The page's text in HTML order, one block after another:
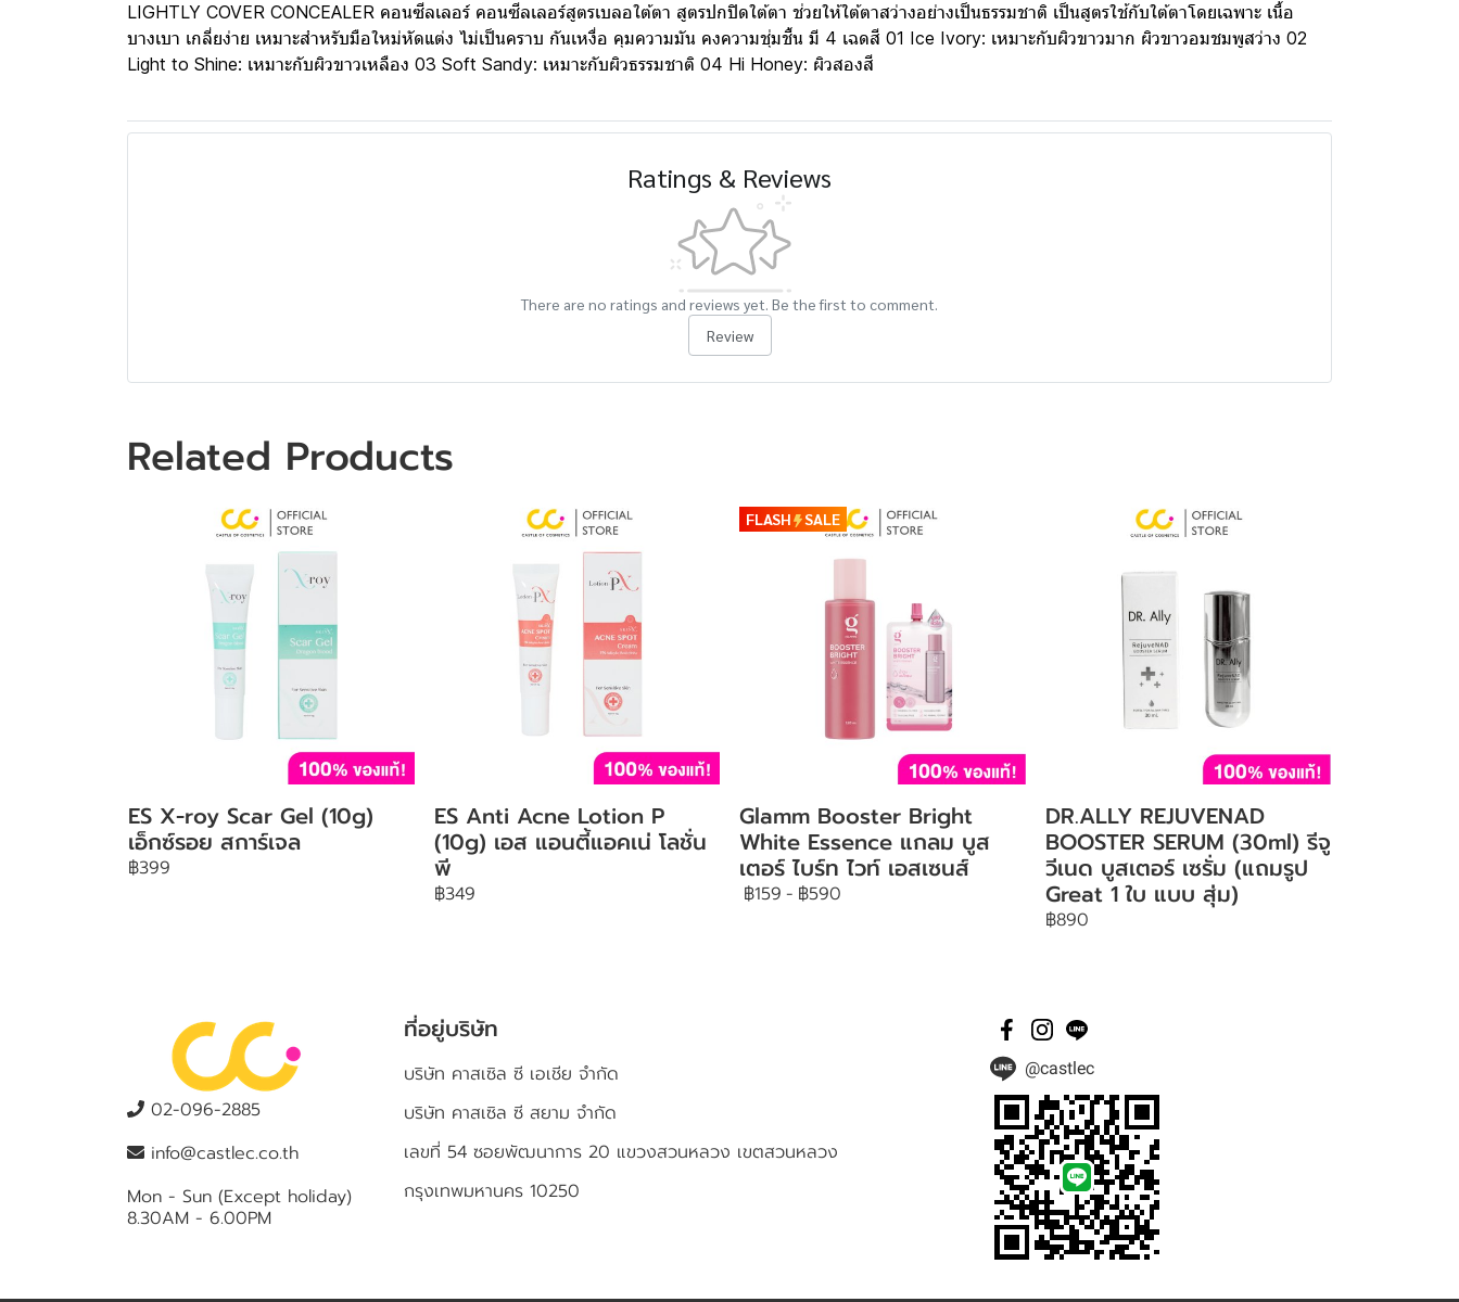
LIGHTLY COVER CONCEALER คอนซีลเลอร์ คอนซีลเลอร์สูตรเบลอใต้ตา สูตรปกปิดใต้ตา ช่วยให้ใต้ตาสว่างอย่างเป็นธรรมชาติ เป็นสูตรใช้กับใต้ตาโดยเฉพาะ เนื้อ
บางเบา เกลี่ยง่าย เหมาะสำหรับมือใหม่หัดแต่ง ไม่เป็นคราบ กันเหงื่อ คุมความมัน คงความชุ่มชื้น มี 4 เฉดสี 01 Ice Ivory: เหมาะกับผิวขาวมาก ผิวขาวอมชมพูสว่าง 02
Light to Shine: เหมาะกับผิวขาวเหลือง 03 Soft Sandy: เหมาะกับผิวธรรมชาติ 04 Hi Honey: ผิวสองสี
Ratings & Reviews
There are no ratings and reviews yet. Be the first to comment.
Review
Related Products
ES X-roy Scar Gel (10g)
เอ็กซ์รอย สการ์เจล
฿399
ES Anti Acne Lotion P
(10g) เอส แอนตี้แอคเน่ โลชั่น
พี
฿349
FLASH SALE
Glamm Booster Bright
White Essence แกลม บูส
เตอร์ ไบร์ท ไวท์ เอสเซนส์
฿159 - ฿590
DR.ALLY REJUVENAD
BOOSTER SERUM (30ml) รีจู
วีเนด บูสเตอร์ เซรั่ม (แถมรูป
Great 1 ใบ แบบ สุ่ม)
฿890
02-096-2885
info@castlec.co.th
Mon - Sun (Except holiday)
8.30AM - 6.00PM
ที่อยู่บริษัท
บริษัท คาสเซิล ซี เอเชีย จำกัด
บริษัท คาสเซิล ซี สยาม จำกัด
เลขที่ 54 ซอยพัฒนาการ 20 แขวงสวนหลวง เขตสวนหลวง
กรุงเทพมหานคร 10250
@castlec